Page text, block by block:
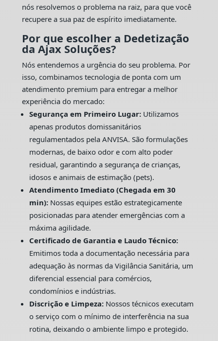
nós resolvemos o problema na raiz, para que você
recupere a sua paz de espírito imediatamente.
Por que escolher a Dedetização
da Ajax Soluções?
Nós entendemos a urgência do seu problema. Por
isso, combinamos tecnologia de ponta com um
atendimento premium para entregar a melhor
experiência do mercado:
Segurança em Primeiro Lugar:Utilizamos
apenas produtos domissanitários
regulamentados pela ANVISA. São formulações
modernas, de baixo odor e com alto poder
residual, garantindo a segurança de crianças,
idosos e animais de estimação (pets).
Atendimento Imediato (Chegada em 30
min):Nossas equipes estão estrategicamente
posicionadas para atender emergências com a
máxima agilidade.
Certificado de Garantia e Laudo Técnico:
Emitimos toda a documentação necessária para
adequação às normas da Vigilância Sanitária, um
diferencial essencial para comércios,
condomínios e indústrias.
Discrição e Limpeza:Nossos técnicos executam
o serviço com o mínimo de interferência na sua
rotina, deixando o ambiente limpo e protegido.